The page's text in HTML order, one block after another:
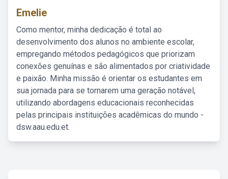
Emelie
Como mentor, minha dedicação é total ao
desenvolvimento dos alunos no ambiente escolar,
empregando métodos pedagógicos que priorizam
conexões genuínas e são alimentados por criatividade
e paixão. Minha missão é orientar os estudantes em
sua jornada para se tornarem uma geração notável,
utilizando abordagens educacionais reconhecidas
pelas principais instituições acadêmicas do mundo -
dsw.aau.edu.et.